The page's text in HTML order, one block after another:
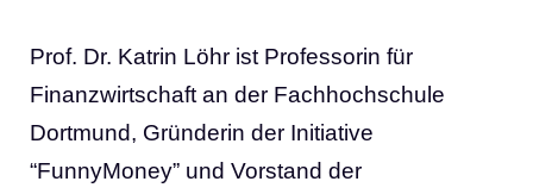
Prof. Dr. Katrin Löhr ist Professorin für
Finanzwirtschaft an der Fachhochschule
Dortmund, Gründerin der Initiative
“FunnyMoney” und Vorstand der